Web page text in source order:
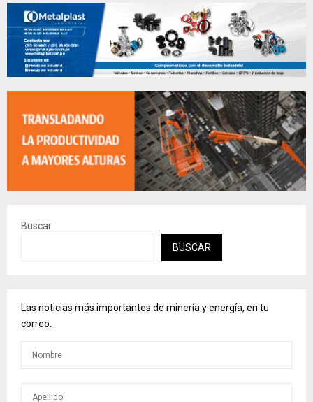
Buscar
BUSCAR
Las noticias más importantes de minería y energía, en tu
correo.